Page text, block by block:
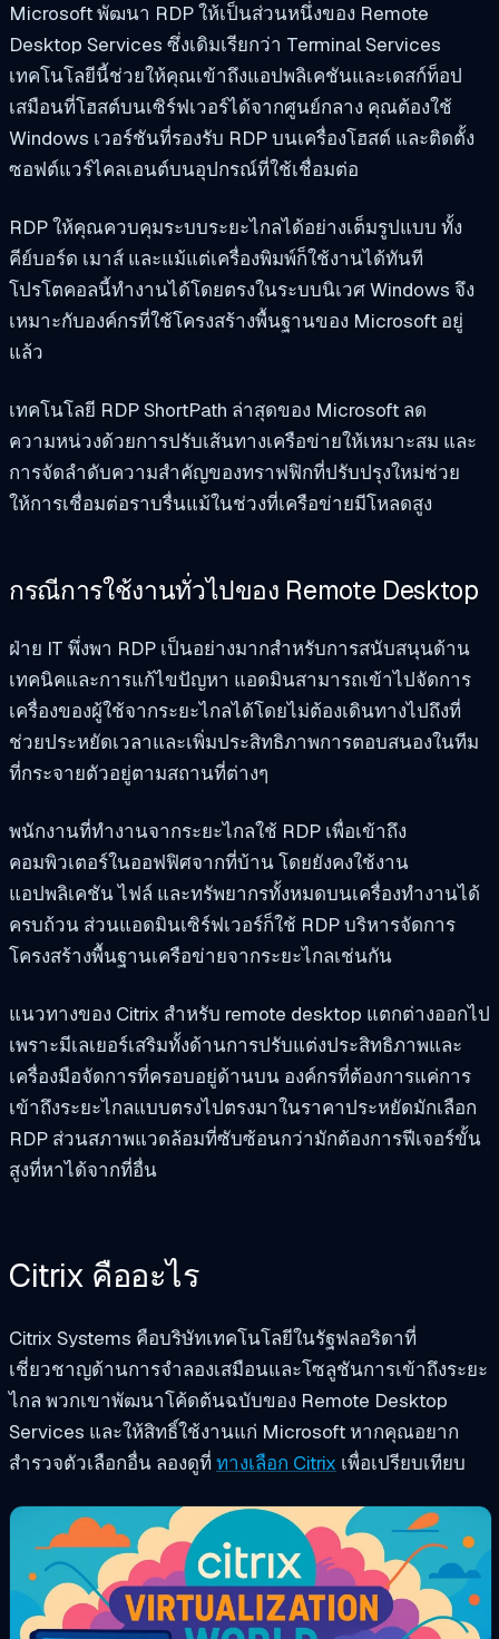
Microsoft พัฒนา RDP ให้เป็นส่วนหนึ่งของ Remote
Desktop Services ซึ่งเดิมเรียกว่า Terminal Services
เทคโนโลยีนี้ช่วยให้คุณเข้าถึงแอปพลิเคชันและเดสก์ท็อป
เสมือนที่โฮสต์บนเซิร์ฟเวอร์ได้จากศูนย์กลาง คุณต้องใช้
Windows เวอร์ชันที่รองรับ RDP บนเครื่องโฮสต์ และติดตั้ง
ซอฟต์แวร์ไคลเอนต์บนอุปกรณ์ที่ใช้เชื่อมต่อ
RDP ให้คุณควบคุมระบบระยะไกลได้อย่างเต็มรูปแบบ ทั้ง
คีย์บอร์ด เมาส์ และแม้แต่เครื่องพิมพ์ก็ใช้งานได้ทันที
โปรโตคอลนี้ทำงานได้โดยตรงในระบบนิเวศ Windows จึง
เหมาะกับองค์กรที่ใช้โครงสร้างพื้นฐานของ Microsoft อยู่
แล้ว
เทคโนโลยี RDP ShortPath ล่าสุดของ Microsoft ลด
ความหน่วงด้วยการปรับเส้นทางเครือข่ายให้เหมาะสม และ
การจัดลำดับความสำคัญของทราฟฟิกที่ปรับปรุงใหม่ช่วย
ให้การเชื่อมต่อราบรื่นแม้ในช่วงที่เครือข่ายมีโหลดสูง
กรณีการใช้งานทั่วไปของ Remote Desktop
ฝ่าย IT พึ่งพา RDP เป็นอย่างมากสำหรับการสนับสนุนด้าน
เทคนิคและการแก้ไขปัญหา แอดมินสามารถเข้าไปจัดการ
เครื่องของผู้ใช้จากระยะไกลได้โดยไม่ต้องเดินทางไปถึงที่
ช่วยประหยัดเวลาและเพิ่มประสิทธิภาพการตอบสนองในทีม
ที่กระจายตัวอยู่ตามสถานที่ต่างๆ
พนักงานที่ทำงานจากระยะไกลใช้ RDP เพื่อเข้าถึง
คอมพิวเตอร์ในออฟฟิศจากที่บ้าน โดยยังคงใช้งาน
แอปพลิเคชัน ไฟล์ และทรัพยากรทั้งหมดบนเครื่องทำงานได้
ครบถ้วน ส่วนแอดมินเซิร์ฟเวอร์ก็ใช้ RDP บริหารจัดการ
โครงสร้างพื้นฐานเครือข่ายจากระยะไกลเช่นกัน
แนวทางของ Citrix สำหรับ remote desktop แตกต่างออกไป
เพราะมีเลเยอร์เสริมทั้งด้านการปรับแต่งประสิทธิภาพและ
เครื่องมือจัดการที่ครอบอยู่ด้านบน องค์กรที่ต้องการแค่การ
เข้าถึงระยะไกลแบบตรงไปตรงมาในราคาประหยัดมักเลือก
RDP ส่วนสภาพแวดล้อมที่ซับซ้อนกว่ามักต้องการฟีเจอร์ขั้น
สูงที่หาได้จากที่อื่น
Citrix คืออะไร
Citrix Systems คือบริษัทเทคโนโลยีในรัฐฟลอริดาที่
เชี่ยวชาญด้านการจำลองเสมือนและโซลูชันการเข้าถึงระยะ
ไกล พวกเขาพัฒนาโค้ดต้นฉบับของ Remote Desktop
Services และให้สิทธิ์ใช้งานแก่ Microsoft หากคุณอยาก
สำรวจตัวเลือกอื่น ลองดูที่ ทางเลือก Citrix เพื่อเปรียบเทียบ